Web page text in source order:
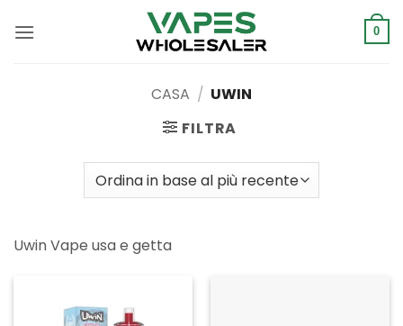
0
CASA / UWIN
FILTRA
Uwin Vape usa e getta